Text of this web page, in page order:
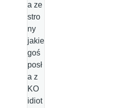
a ze
stro
ny
jakie
goś
posł
a z
KO
idiot